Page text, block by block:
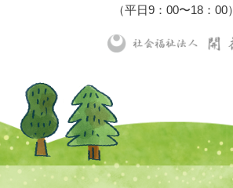
（平日9：00〜18：00）